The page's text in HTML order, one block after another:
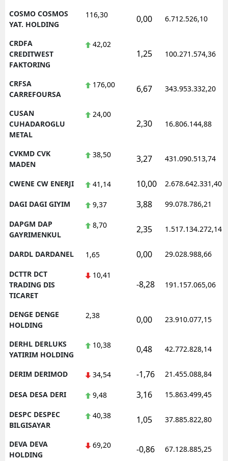
COSMO COSMOS
YAT. HOLDING
116,30 0,00 6.712.526,10
CRDFA
CREDITWEST
FAKTORING
42,02
1,25 100.271.574,36
CRFSA
CARREFOURSA
176,00 6,67 343.953.332,20
CUSAN
CUHADAROGLU
METAL
24,00
2,30 16.806.144,88
CVKMD CVK
MADEN
38,50 3,27 431.090.513,74
CWENE CW ENERJI 41,14 10,00 2.678.642.331,40
DAGI DAGI GIYIM 9,37 3,88 99.078.786,21
DAPGM DAP
GAYRIMENKUL
8,70 2,35 1.517.134.272,14
DARDL DARDANEL 1,65 0,00 29.028.988,66
DCTTR DCT
TRADING DIS
TICARET
10,41
-8,28 191.157.065,06
DENGE DENGE
HOLDING
2,38 0,00 23.910.077,15
DERHL DERLUKS
YATIRIM HOLDING
10,38 0,48 42.772.828,14
DERIM DERIMOD 34,54 -1,76 21.455.088,84
DESA DESA DERI 9,48 3,16 15.863.499,45
DESPC DESPEC
BILGISAYAR
40,38 1,05 37.885.822,80
DEVA DEVA
HOLDING
69,20 -0,86 67.128.885,25